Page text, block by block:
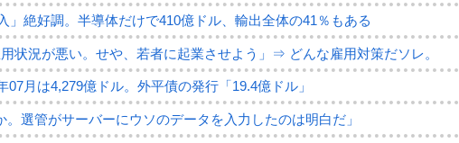
」絶好調。半導体だけで410億ドル、輸出全体の41％もある
状況が悪い。せや、若者に起業させよう」⇒ どんな雇用対策だソレ。
07月は4,279億ドル。外平債の発行「19.4億ドル」
選管がサーバーにウソのデータを入力したのは明白だ」